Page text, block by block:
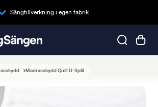
Sängtillverkning i egen fabrik
Madrasskydd Quilt U-Split